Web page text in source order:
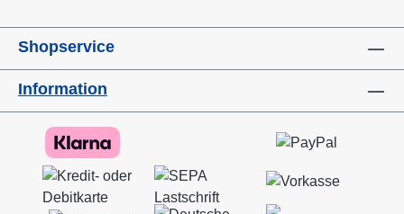
Shopservice
Information